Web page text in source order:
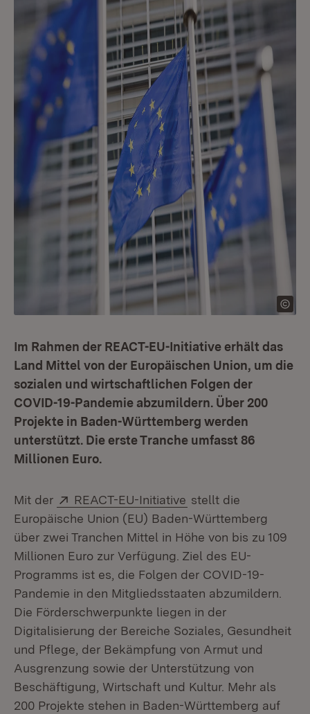
Im Rahmen der REACT-EU-Initiative erhält das
Land Mittel von der Europäischen Union, um die
sozialen und wirtschaftlichen Folgen der
COVID-19-Pandemie abzumildern. Über 200
Projekte in Baden-Württemberg werden
unterstützt. Die erste Tranche umfasst 86
Millionen Euro.
Mit der Extern:
REACT-EU-Initiative (Öffnet in neuem
stellt die
Europäische Union (EU) Baden-Württemberg
über zwei Tranchen Mittel in Höhe von bis zu 109
Millionen Euro zur Verfügung. Ziel des EU-
Programms ist es, die Folgen der COVID-19-
Pandemie in den Mitgliedsstaaten abzumildern.
Die Förderschwerpunkte liegen in der
Digitalisierung der Bereiche Soziales, Gesundheit
und Pflege, der Bekämpfung von Armut und
Ausgrenzung sowie der Unterstützung von
Beschäftigung, Wirtschaft und Kultur. Mehr als
200 Projekte stehen in Baden-Württemberg auf